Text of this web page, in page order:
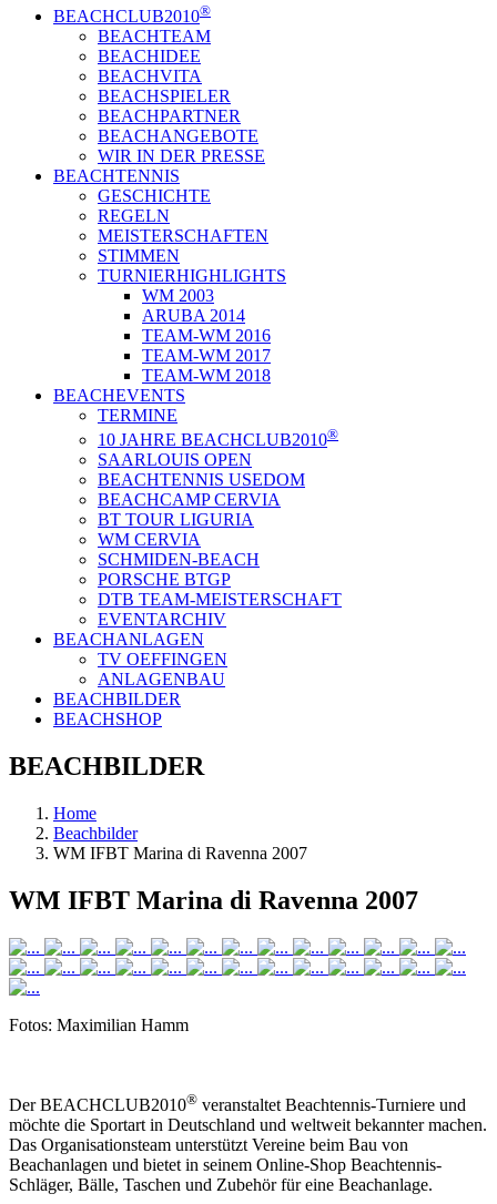
BEACHCLUB2010®
BEACHTEAM
BEACHIDEE
BEACHVITA
BEACHSPIELER
BEACHPARTNER
BEACHANGEBOTE
WIR IN DER PRESSE
BEACHTENNIS
GESCHICHTE
REGELN
MEISTERSCHAFTEN
STIMMEN
TURNIERHIGHLIGHTS
WM 2003
ARUBA 2014
TEAM-WM 2016
TEAM-WM 2017
TEAM-WM 2018
BEACHEVENTS
TERMINE
10 JAHRE BEACHCLUB2010®
SAARLOUIS OPEN
BEACHTENNIS USEDOM
BEACHCAMP CERVIA
BT TOUR LIGURIA
WM CERVIA
SCHMIDEN-BEACH
PORSCHE BTGP
DTB TEAM-MEISTERSCHAFT
EVENTARCHIV
BEACHANLAGEN
TV OEFFINGEN
ANLAGENBAU
BEACHBILDER
BEACHSHOP
BEACHBILDER
Home
Beachbilder
WM IFBT Marina di Ravenna 2007
WM IFBT Marina di Ravenna 2007
Fotos: Maximilian Hamm
Der BEACHCLUB2010® veranstaltet Beachtennis-Turniere und
möchte die Sportart in Deutschland und weltweit bekannter machen.
Das Organisationsteam unterstützt Vereine beim Bau von
Beachanlagen und bietet in seinem Online-Shop Beachtennis-
Schläger, Bälle, Taschen und Zubehör für eine Beachanlage.